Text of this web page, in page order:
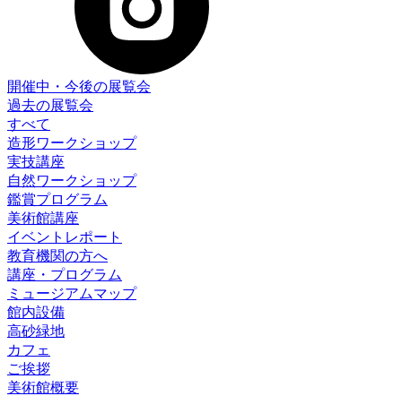
開催中・今後の展覧会
過去の展覧会
すべて
造形ワークショップ
実技講座
自然ワークショップ
鑑賞プログラム
美術館講座
イベントレポート
教育機関の方へ
講座・プログラム
ミュージアムマップ
館内設備
高砂緑地
カフェ
ご挨拶
美術館概要